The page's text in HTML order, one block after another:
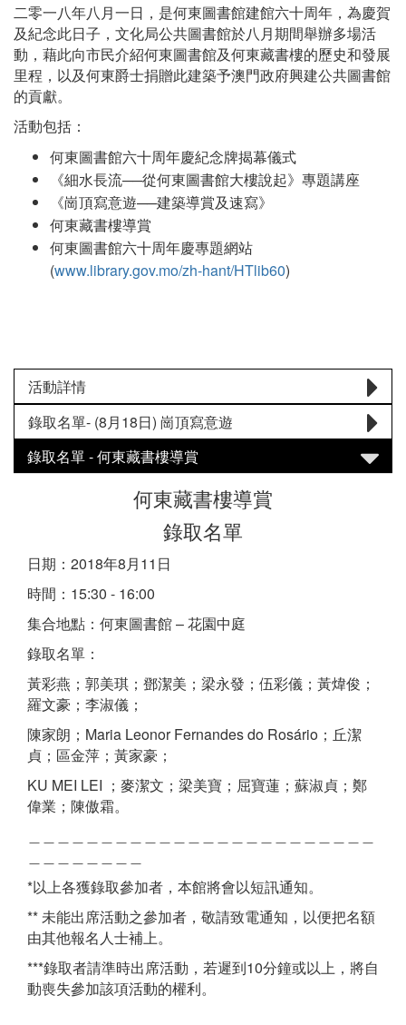
二零一八年八月一日，是何東圖書館建館六十周年，為慶賀
及紀念此日子，文化局公共圖書館於八月期間舉辦多場活
動，藉此向市民介紹何東圖書館及何東藏書樓的歷史和發展
里程，以及何東爵士捐贈此建築予澳門政府興建公共圖書館
的貢獻。
活動包括：
何東圖書館六十周年慶紀念牌揭幕儀式
《細水長流──從何東圖書館大樓說起》專題講座
《崗頂寫意遊──建築導賞及速寫》
何東藏書樓導賞
何東圖書館六十周年慶專題網站
(www.library.gov.mo/zh-hant/HTlib60)
活動詳情
錄取名單- (8月18日) 崗頂寫意遊
錄取名單 - 何東藏書樓導賞
何東藏書樓導賞
錄取名單
日期：2018年8月11日
時間：15:30 - 16:00
集合地點：何東圖書館 – 花園中庭
錄取名單：
黃彩燕；郭美琪；鄧潔美；梁永發；伍彩儀；黃煒俊；
羅文豪；李淑儀；
陳家朗；Maria Leonor Fernandes do Rosário；丘潔
貞；區金萍；黃家豪；
KU MEI LEI ；麥潔文；梁美寶；屈寶蓮；蘇淑貞；鄭
偉業；陳傲霜。
*以上各獲錄取參加者，本館將會以短訊通知。
** 未能出席活動之參加者，敬請致電通知，以便把名額
由其他報名人士補上。
***錄取者請準時出席活動，若遲到10分鐘或以上，將自
動喪失參加該項活動的權利。